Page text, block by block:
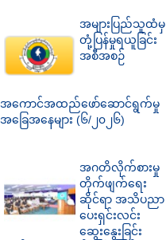
အများပြည်သူထံမှ
တုံ့ပြန်မှုရယူခြင်း
အစီအစဉ်
အကောင်အထည်ဖော်ဆောင်ရွက်မှု
အခြေအနေများ (၆/၂၀၂၆)
အဂတိလိုက်စားမှု
တိုက်ဖျက်ရေး
ဆိုင်ရာ အသိပညာ
ပေးရှင်းလင်း
ဆွေးနွေးခြင်း